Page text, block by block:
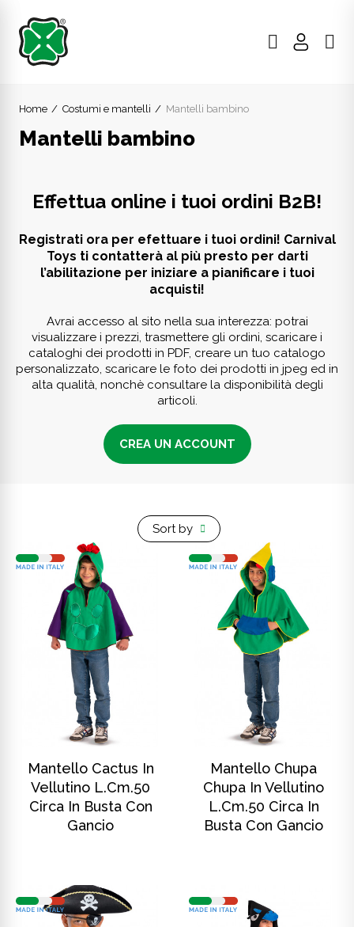
Mantelli bambino
Home Costumi e mantelli Mantelli bambino
Effettua online i tuoi ordini B2B!
Registrati ora per efettuare i tuoi ordini! Carnival
Toys ti contatterà al più presto per darti
l’abilitazione per iniziare a pianificare i tuoi
acquisti!
Avrai accesso al sito nella sua interezza: potrai
visualizzare i prezzi, trasmettere gli ordini, scaricare i
cataloghi dei prodotti in PDF, creare un tuo catalogo
personalizzato, scaricare le foto dei prodotti in jpeg ed in
alta qualità, nonchè consultare la disponibilità degli
articoli.
CREA UN ACCOUNT
Sort by
Mantello Cactus In
Vellutino L.cm.50
Circa In Busta Con
Gancio
Mantello Chupa
Chupa In Vellutino
L.cm.50 Circa In
Busta Con Gancio